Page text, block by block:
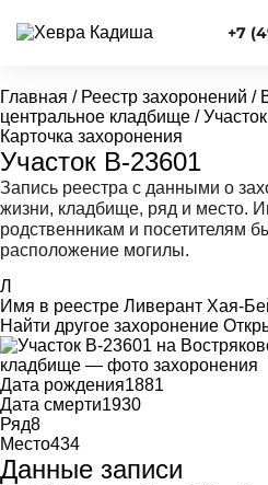
+7
Главная / Реестр захоронений /
центральное кладбище /
Карточка захоронения
Участок В-23601
Запись реестра с данными о
жизни, кладбище, ряд и место.
родственникам и посетителям
расположение могилы.
Л
Имя в реестре Ливерант Хая-
Найти другое захоронение
Дата рождения1881
Дата смерти1930
Ряд8
Место434
Данные записи